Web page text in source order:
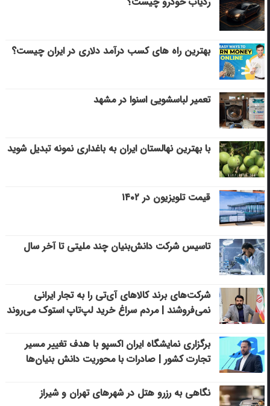
بهترین راه های کسب درآمد دلاری در ایران چیست؟
تعمیر لباسشویی اسنوا در مشهد
با بهترین نهالستان ایران به باغداری نمونه تبدیل شوید
قیمت تلویزیون در ۱۴۰۲
تاسیس شرکت دانش‌بنیان چند ملیتی تا آخر سال
شرکت‌های برند کالاهای آی‌تی را به تجار ایرانی
نمی‌فروشند | مردم سراغ خرید لپ‌تاپ استوک می‌روند
برگزاری نمایشگاه ایران اکسپو با هدف تغییر مسیر
تجارت کشور | صادرات با محوریت دانش بنیان‌ها
نگاهی به رزرو هتل در شهرهای تهران و شیراز